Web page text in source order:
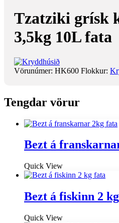
Tzatziki grísk
3,5kg 10L fata
Vörunúmer: HK600 Flokkur:
Tengdar vörur
Bezt á
Quick View
Bezt á fiskinn 2
Quick View